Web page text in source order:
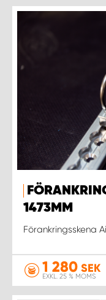
1473MM
Förankringsskena
1 280 SEK
EXKL. 25 % MOMS